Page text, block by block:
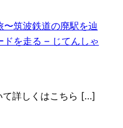
筑波鉄道の廃駅を辿
ドを走る – じてんしゃ
詳しくはこちら […]